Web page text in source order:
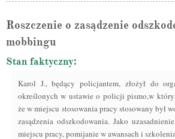
Roszczenie o zasądzenie
mobbingu
Stan faktyczny:
Karol J., będący policjantem, złożył do
określonych w ustawie o policji pismo,w
że w miejscu stosowania pracy stosowany był
zasądzenia odszkodowania. Jako
miejscu pracy, pomijanie w awansach i